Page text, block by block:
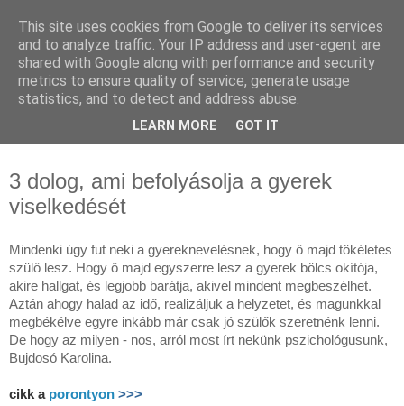
Pszichológiai Tanácsadás
Budapesten - Cziglán
Karolina pszichológus
3 dolog, ami befolyásolja a gyerek
viselkedését
Mindenki úgy fut neki a gyereknevelésnek, hogy ő majd tökéletes
szülő lesz. Hogy ő majd egyszerre lesz a gyerek bölcs okítója,
akire hallgat, és legjobb barátja, akivel mindent megbeszélhet.
Aztán ahogy halad az idő, realizáljuk a helyzetet, és magunkkal
megbékélve egyre inkább már csak jó szülők szeretnénk lenni.
De hogy az milyen - nos, arról most írt nekünk pszichológusunk,
Bujdosó Karolina.
cikk a porontyon >>>
This site uses cookies from Google to deliver its services
and to analyze traffic. Your IP address and user-agent are
shared with Google along with performance and security
metrics to ensure quality of service, generate usage
statistics, and to detect and address abuse.
LEARN MORE GOT IT